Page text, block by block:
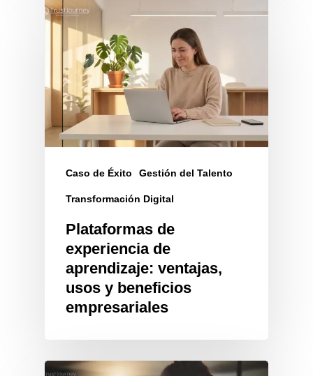
Caso de Éxito Gestión del Talento
Transformación Digital
Plataformas de
experiencia de
aprendizaje: ventajas,
usos y beneficios
empresariales